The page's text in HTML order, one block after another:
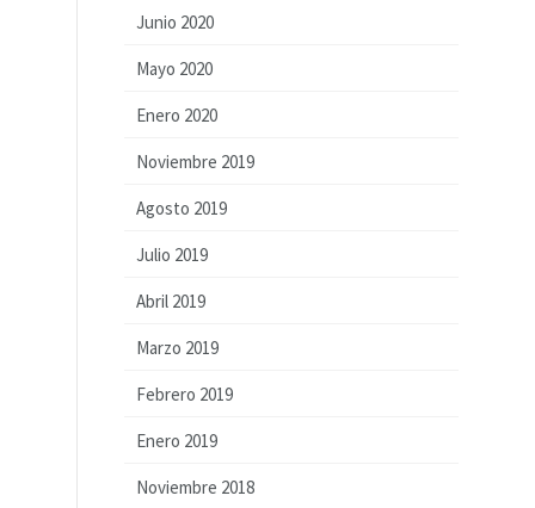
Junio 2020
Mayo 2020
Enero 2020
Noviembre 2019
Agosto 2019
Julio 2019
Abril 2019
Marzo 2019
Febrero 2019
Enero 2019
Noviembre 2018